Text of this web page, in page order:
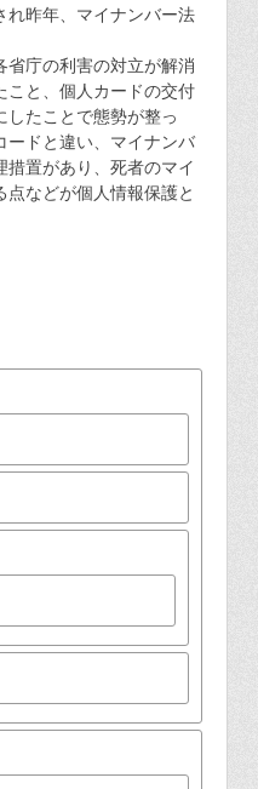
れ昨年、マイナンバー法
庁の利害の対立が解消
こと、個人カードの交付
したことで態勢が整っ
ードと違い、マイナンバ
措置があり、死者のマイ
などが個人情報保護と